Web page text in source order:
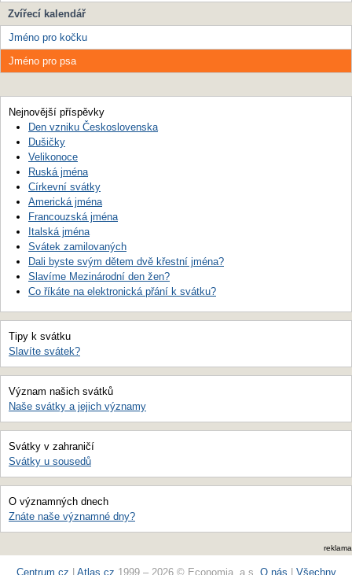
Zvířecí kalendář
Jméno pro kočku
Jméno pro psa
Nejnovější příspěvky
Den vzniku Československa
Dušičky
Velikonoce
Ruská jména
Církevní svátky
Americká jména
Francouzská jména
Italská jména
Svátek zamilovaných
Dali byste svým dětem dvě křestní jména?
Slavíme Mezinárodní den žen?
Co říkáte na elektronická přání k svátku?
Tipy k svátku
Slavíte svátek?
Význam našich svátků
Naše svátky a jejich významy
Svátky v zahraničí
Svátky u sousedů
O významných dnech
Znáte naše významné dny?
reklama
Centrum.cz Atlas.cz 1999 – 2026 © Economia, a.s. O nás Všechny